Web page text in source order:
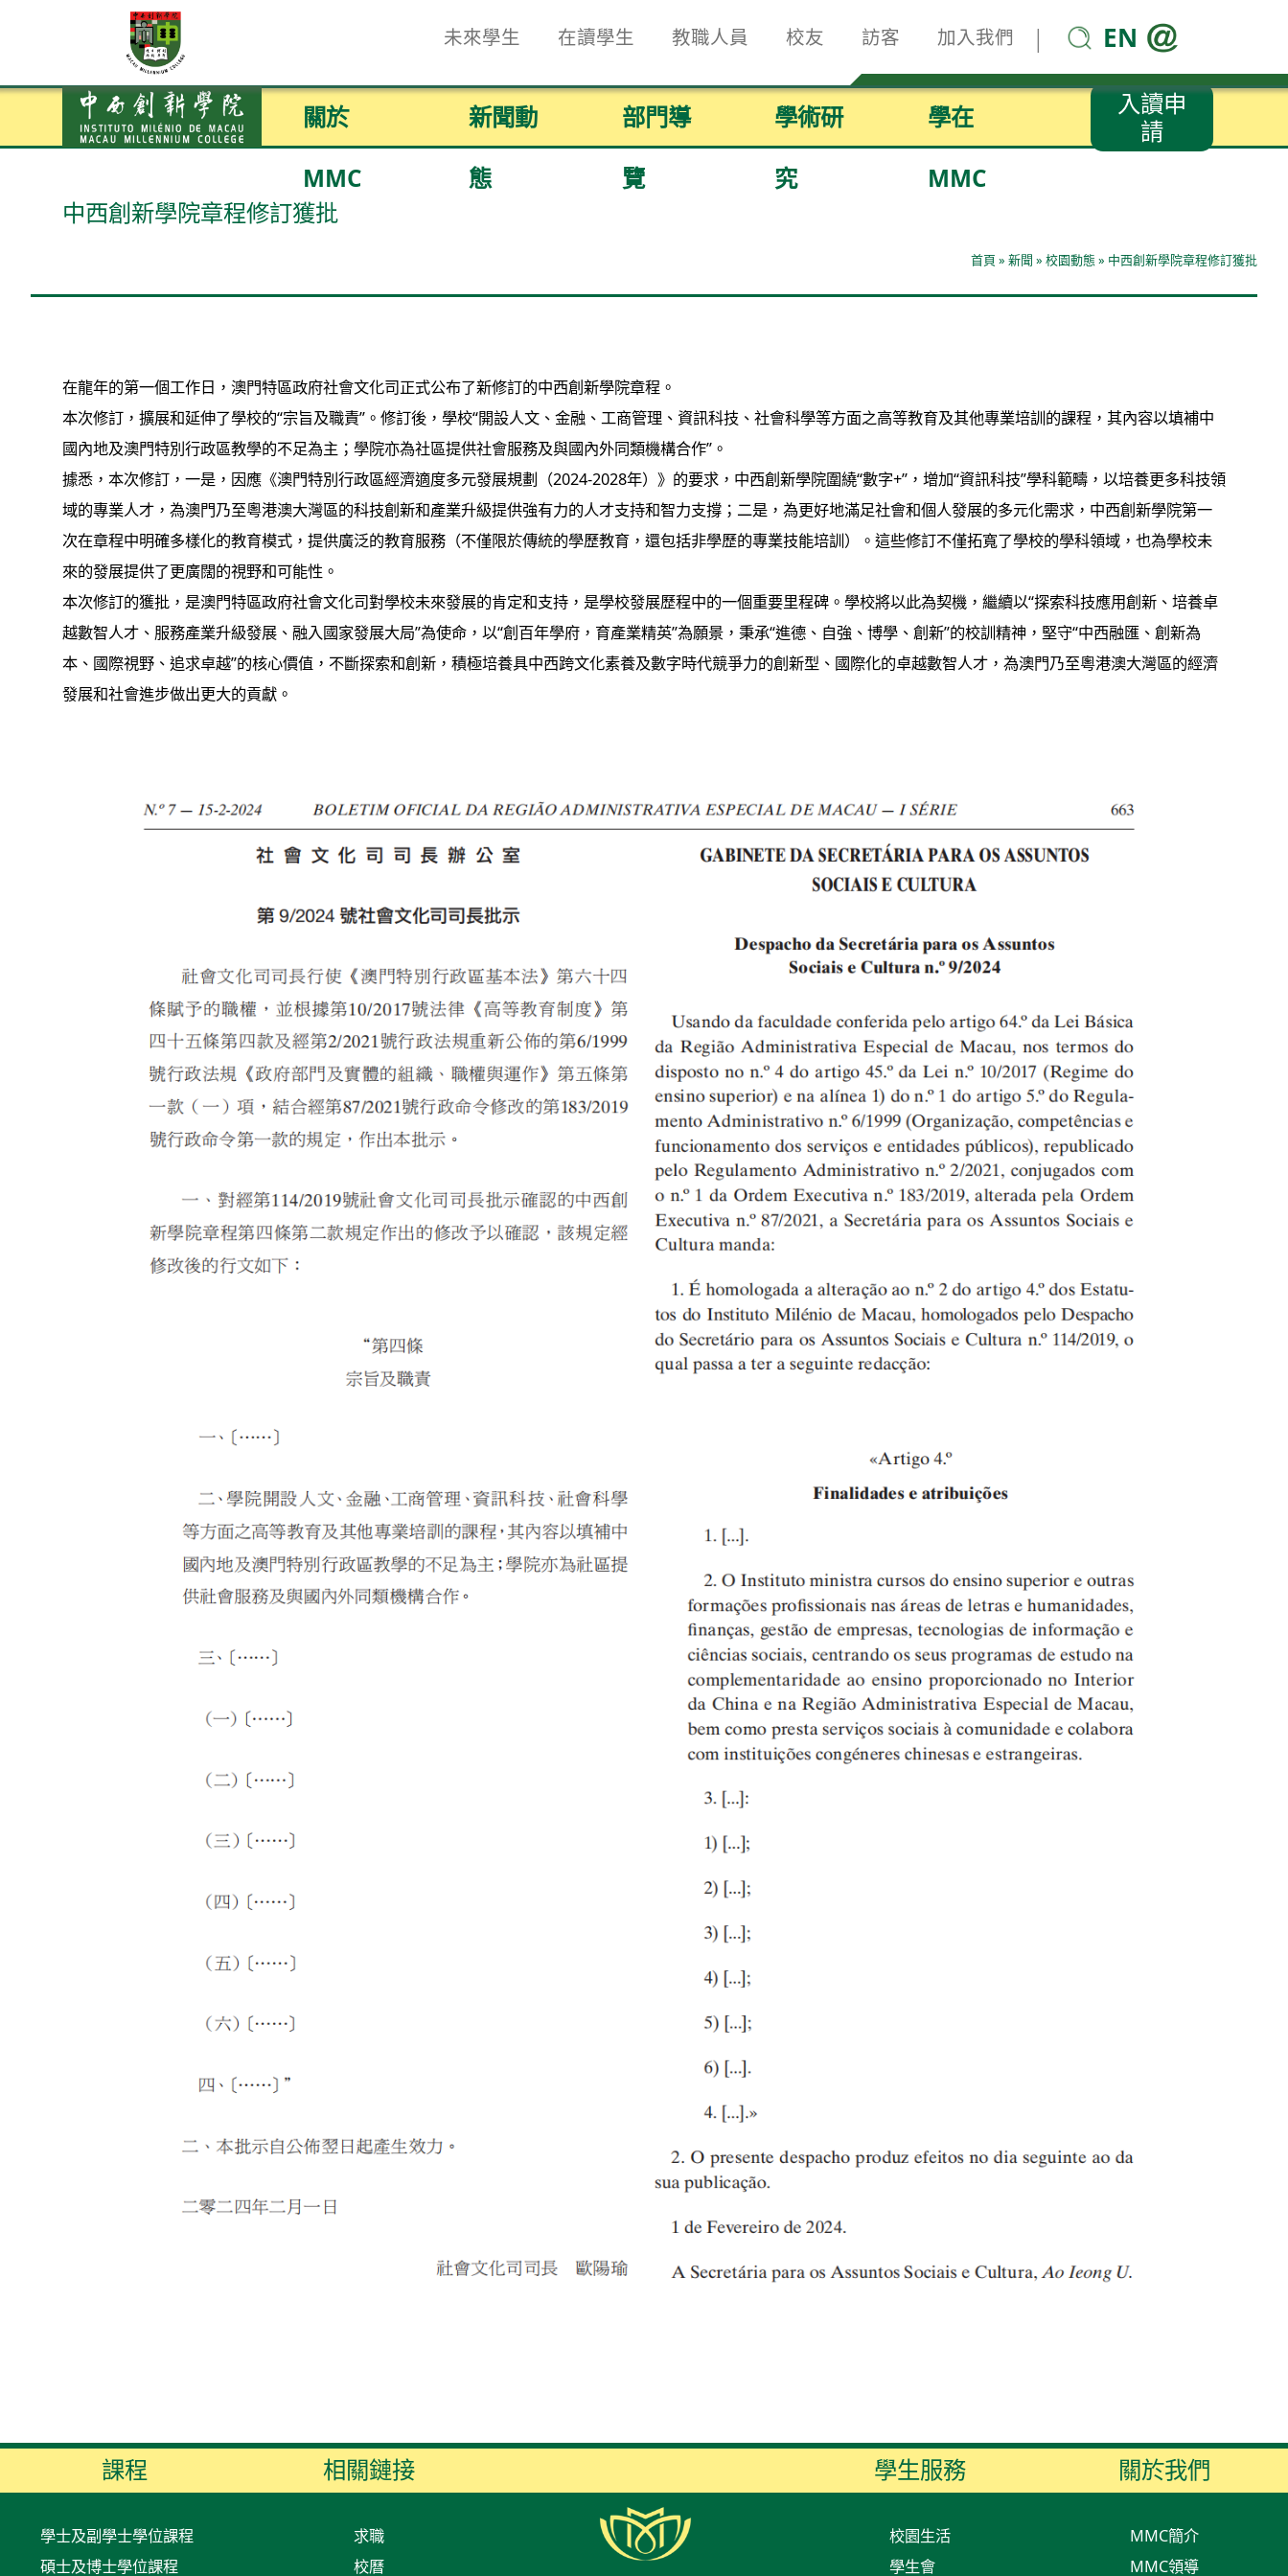
未來學生 在讀學生 教職人員 校友 訪客 加入我們 | EN
關於
MMC
新聞動
態
部門導
覽
學術研
究
學在
MMC
入讀申
請
中西創新學院章程修訂獲批
首頁 » 新聞 » 校園動態 » 中西創新學院章程修訂獲批
在龍年的第一個工作日，澳門特區政府社會文化司正式公布了新修訂的中西創新學院章程。
本次修訂，擴展和延伸了學校的“宗旨及職責”。修訂後，學校“開設人文、金融、工商管理、資訊科技、社會科學等方面之高等教育及其他專業培訓的課程，其內容以填補中
國內地及澳門特別行政區教學的不足為主；學院亦為社區提供社會服務及與國內外同類機構合作”。
據悉，本次修訂，一是，因應《澳門特別行政區經濟適度多元發展規劃（2024-2028年）》的要求，中西創新學院圍繞“數字+”，增加“資訊科技”學科範疇，以培養更多科技領
域的專業人才，為澳門乃至粵港澳大灣區的科技創新和產業升級提供強有力的人才支持和智力支撐；二是，為更好地滿足社會和個人發展的多元化需求，中西創新學院第一
次在章程中明確多樣化的教育模式，提供廣泛的教育服務（不僅限於傳統的學歷教育，還包括非學歷的專業技能培訓）。這些修訂不僅拓寬了學校的學科領域，也為學校未
來的發展提供了更廣闊的視野和可能性。
本次修訂的獲批，是澳門特區政府社會文化司對學校未來發展的肯定和支持，是學校發展歷程中的一個重要里程碑。學校將以此為契機，繼續以“探索科技應用創新、培養卓
越數智人才、服務產業升級發展、融入國家發展大局”為使命，以“創百年學府，育產業精英”為願景，秉承“進德、自強、博學、創新”的校訓精神，堅守“中西融匯、創新為
本、國際視野、追求卓越”的核心價值，不斷探索和創新，積極培養具中西跨文化素養及數字時代競爭力的創新型、國際化的卓越數智人才，為澳門乃至粵港澳大灣區的經濟
發展和社會進步做出更大的貢獻。
課程
學士及副學士學位課程
碩士及博士學位課程
相關鏈接
求職
校曆
學生服務
校園生活
學生會
關於我們
MMC簡介
MMC領導